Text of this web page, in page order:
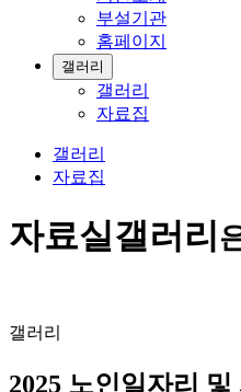
부설기관
홈페이지
갤러리
갤러리
자료집
갤러리
자료집
자료실갤러리
갤러리
2025 노인일자리